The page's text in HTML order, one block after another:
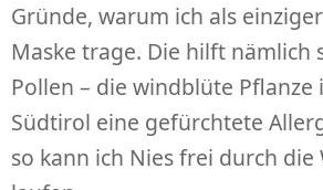
Gründe, warum ich als
Maske trage. Die hilft nämlich
Pollen – die windblüte Pflanze
Südtirol eine gefürchtete
so kann ich Nies frei durch die